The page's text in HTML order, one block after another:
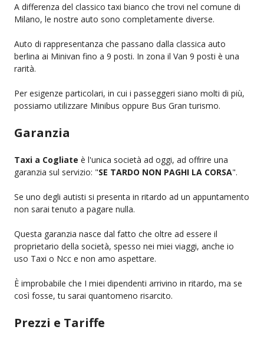
A differenza del classico taxi bianco che trovi nel comune di
Milano, le nostre auto sono completamente diverse.
Auto di rappresentanza che passano dalla classica auto
berlina ai Minivan fino a 9 posti. In zona il Van 9 posti è una
rarità.
Per esigenze particolari, in cui i passeggeri siano molti di più,
possiamo utilizzare Minibus oppure Bus Gran turismo.
Garanzia
Taxi a Cogliate è l'unica società ad oggi, ad offrire una
garanzia sul servizio: "SE TARDO NON PAGHI LA CORSA".
Se uno degli autisti si presenta in ritardo ad un appuntamento
non sarai tenuto a pagare nulla.
Questa garanzia nasce dal fatto che oltre ad essere il
proprietario della società, spesso nei miei viaggi, anche io
uso Taxi o Ncc e non amo aspettare.
È improbabile che I miei dipendenti arrivino in ritardo, ma se
così fosse, tu sarai quantomeno risarcito.
Prezzi e Tariffe